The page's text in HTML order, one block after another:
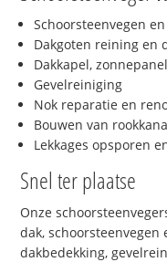
Schoorsteenvegen
Dakgoten reining en
Dakkapel,
Gevelreiniging
Nok reparatie en
Bouwen van
Lekkages opsporen
Snel ter plaatse
Onze
dak,
dakbedekking,